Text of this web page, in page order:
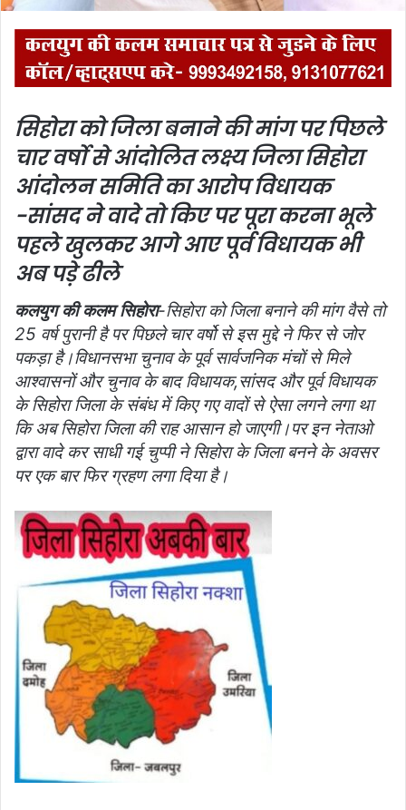
सिहोरा को जिला बनाने की मांग पर पिछले
चार वर्षो से आंदोलित लक्ष्य जिला सिहोरा
आंदोलन समिति का आरोपविधायक
-सांसद ने वादे तो किए पर पूरा करना भूले
पहले खुलकर आगे आए पूर्व विधायक भी
अब पड़े ढीले
कलयुग की कलम सिहोरा-सिहोरा को जिला बनाने की मांग वैसे तो
25 वर्ष पुरानी है पर पिछले चार वर्षो से इस मुद्दे ने फिर से जोर
पकड़ा है।विधानसभा चुनाव के पूर्व सार्वजनिक मंचों से मिले
आश्वासनों और चुनाव के बाद विधायक,सांसद और पूर्व विधायक
के सिहोरा जिला के संबंध में किए गए वादों से ऐसा लगने लगा था
कि अब सिहोरा जिला की राह आसान हो जाएगी।पर इन नेताओ
द्वारा वादे कर साधी गई चुप्पी ने सिहोरा के जिला बनने के अवसर
पर एक बार फिर ग्रहण लगा दिया है।